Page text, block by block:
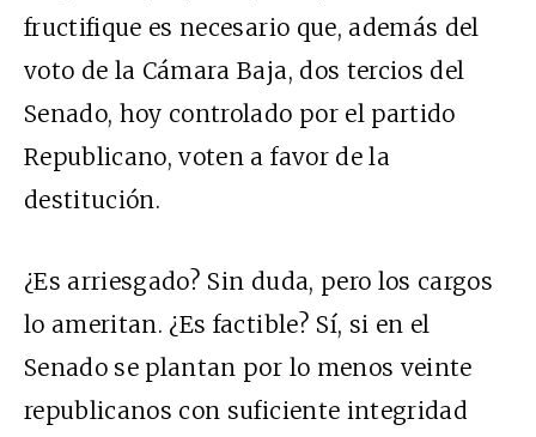
fructifique es necesario que, además del
voto de la Cámara Baja, dos tercios del
Senado, hoy controlado por el partido
Republicano, voten a favor de la
destitución.
¿Es arriesgado? Sin duda, pero los cargos
lo ameritan. ¿Es factible? Sí, si en el
Senado se plantan por lo menos veinte
republicanos con suficiente integridad